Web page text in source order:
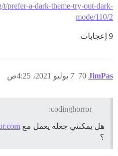
t/prefer-a-dark-theme-try-out-dark-
mode/110/2
9 إعجابات
JimPas 7 يوليو 2021، 4:25ص 70
codinghorror:
هل يمكنني جعله يعمل مع
؟